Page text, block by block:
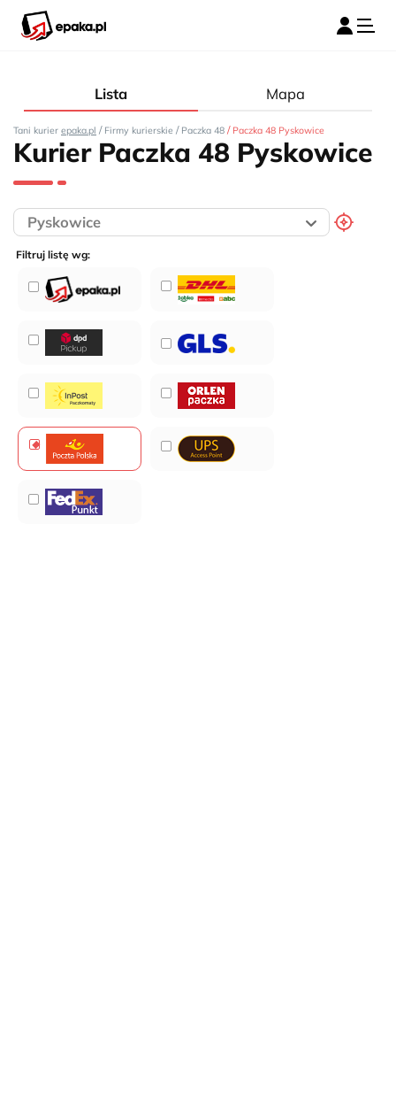
Lista Mapa
Tani kurier epaka.pl / Firmy kurierskie / Paczka 48 / Paczka 48 Pyskowice
Kurier Paczka 48 Pyskowice
Filtruj listę wg: